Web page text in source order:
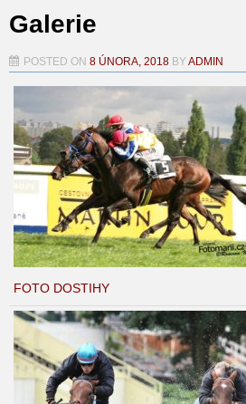
Galerie
POSTED ON 8 ÚNORA, 2018 BYADMIN
FOTO DOSTIHY